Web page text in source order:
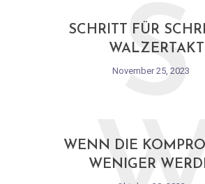
SCHRITT FÜR
WALZERTAKT
November 25, 2023
S
WENN DIE
WENIGER